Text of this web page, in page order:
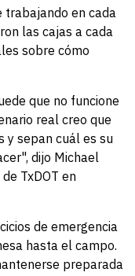
trabajando en cada
las cajas a cada
sobre cómo
que no funcione
real creo que
y sepan cuál es su
dijo Michael
TxDOT en
de emergencia
hasta el campo.
preparada